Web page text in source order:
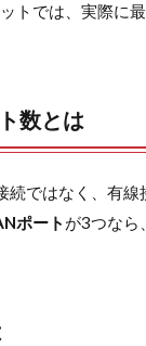
トでは、実際に
数とは
ではなく、有線
ポート が3つなら